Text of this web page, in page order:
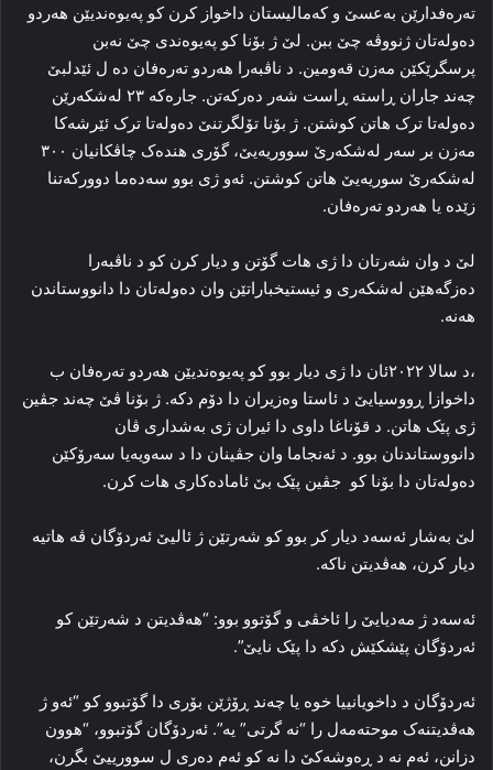
ته‌ره‌فدارێن بەعسێ و که‌مالیستان داخواز کرن کو پەیوه‌ندیێن هه‌ردو
ده‌وله‌تان ژنووڤه‌ چێ ببن. لێ ژ بۆنا کو پەیوه‌ندی چێ نه‌بن
پرسگرێکێن مه‌زن قه‌ومین. د ناڤبه‌را هه‌ردو ته‌ره‌فان ده‌ ل ئێدلبێ
چه‌ند جاران ڕاسته‌ ڕاست شه‌ر ده‌رکه‌تن. جاره‌که‌ ۲۳ له‌شکه‌رێن
ده‌وله‌تا ترک هاتن کوشتن. ژ بۆنا تۆلگرتنێ ده‌وله‌تا ترک ئێرشه‌کا
مه‌زن بر سەر له‌شکه‌رێ سووریه‌یێ، گۆری هندەک چاڤکانیان ۳۰۰
له‌شکه‌رێ سوریه‌یێ هاتن کوشتن. ئه‌و ژی بوو سه‌ده‌ما دوورکه‌تنا
زێده‌ یا هه‌ردو ته‌ره‌فان.
لێ د وان شه‌رتان دا ژی هات گۆتن و دیار کرن کو د ناڤبه‌را
ده‌زگه‌هێن له‌شکه‌ری و ئیستیخباراتێن وان ده‌وله‌تان دا دانووستاندن
هه‌نه‌.
،د سالا ۲۰۲۲ئان دا ژی دیار بوو کو پەیوه‌ندیێن هه‌ردو ته‌ره‌فان ب
داخوازا ڕووسیایێ د ئاستا وه‌زیران دا دۆم دکه‌. ژ بۆنا ڤێ چه‌ند جڤین
ژی پێک هاتن. د قۆناغا داوی دا ئیران ژی به‌شداری ڤان
دانووستاندنان بوو. د ئه‌نجاما وان جڤینان دا د سه‌ویه‌یا سه‌رۆکێن
ده‌وله‌تان دا بۆنا کو جڤین پێک بێ ئاماده‌کاری هات کرن.
لێ به‌شار ئه‌سەد دیار کر بوو کو شه‌رتێن ژ ئالیێ ئه‌ردۆگان ڤه‌ هاتیه‌
دیار کرن، هه‌ڤدیتن ناکه‌.
ئه‌سەد ژ مەدیایێ را ئاخڤی و گۆتوو بوو: “هه‌ڤدیتن د شه‌رتێن کو
ئه‌ردۆگان پێشکێش دکه‌ دا پێک نایێ”.
ئه‌ردۆگان د داخویانییا خوه‌ یا چه‌ند ڕۆژێن بۆری دا گۆتبوو کو “ئه‌و ژ
هه‌ڤدیتنه‌ک موحته‌مه‌ل را “نه‌ گرتی” یه‌”. ئه‌ردۆگان گۆتبوو، “هوون
دزانن، ئه‌م نه‌ د ڕه‌وشه‌کێ دا نه‌ کو ئه‌م ده‌ری ل سوورییێ بگرن،